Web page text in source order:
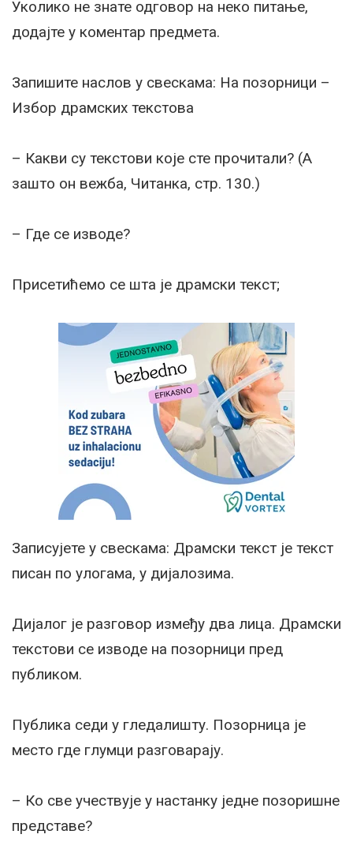
Уколико не знате одговор на неко питање,
додајте у коментар предмета.
Запишите наслов у свескама: На позорници –
Избор драмских текстова
– Какви су текстови које сте прочитали? (А
зашто он вежба, Читанка, стр. 130.)
– Где се изводе?
Присетићемо се шта је драмски текст;
Записујете у свескама: Драмски текст је текст
писан по улогама, у дијалозима.
Дијалог је разговор између два лица. Драмски
текстови се изводе на позорници пред
публиком.
Публика седи у гледалишту. Позорница је
место где глумци разговарају.
– Ко све учествује у настанку једне позоришне
представе?